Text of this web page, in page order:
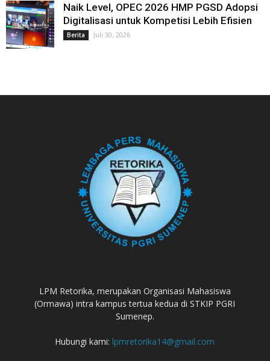
Naik Level, OPEC 2026 HMP PGSD Adopsi
Digitalisasi untuk Kompetisi Lebih Efisien
Berita Juli 30, 2026
LPM Retorika, merupakan Organisasi Mahasiswa
(Ormawa) intra kampus tertua kedua di STKIP PGRI
Sumenep.
Hubungi kami: lpmretorika14@gmail.com